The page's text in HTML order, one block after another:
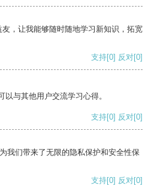
，让我能够随时随地学习新知识，拓宽
支持[0] 反对[0]
与其他用户交流学习心得。
支持[0] 反对[0]
我们带来了无限的隐私保护和安全性保
支持[0] 反对[0]